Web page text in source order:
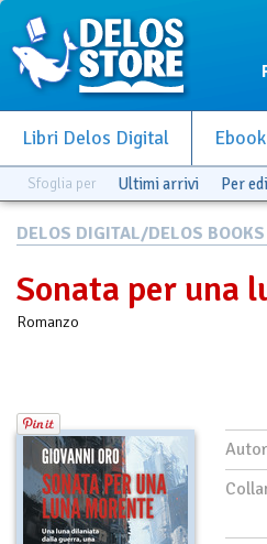
Libri Delos Digital Ebook
Sfoglia per Ultimi arrivi Per
DELOS DIGITAL/DELOS BOOKS
Sonata per una
Romanzo